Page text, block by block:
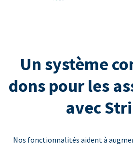
Un système
dons pour les
avec
Nos fonctionnalités aident à